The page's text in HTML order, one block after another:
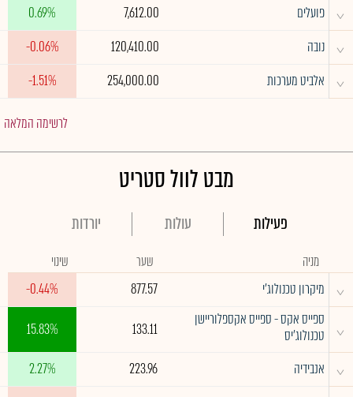
^ פועלים 7,612.00
0.69%
^ נובה 120,410.00
-0.06%
^ אלביט מערכות 254,000.00
-1.51%
לרשימה המלאה
מבט לוול סטריט
פעילות עולות יורדות
מניה שער שינוי
^ מיקרון טכנולוג'י 877.57
-0.44%
^
ספייס אקס - ספייס אקספלוריישן
טכנולוג'יס
133.11
15.83%
^ אנבידיה 223.96
2.27%